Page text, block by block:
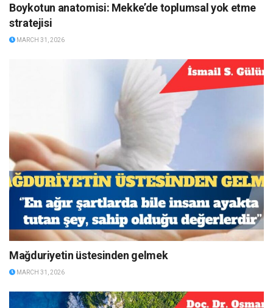
Boykotun anatomisi: Mekke’de toplumsal yok etme
stratejisi
MARCH 31, 2026
Mağduriyetin üstesinden gelmek
MARCH 31, 2026